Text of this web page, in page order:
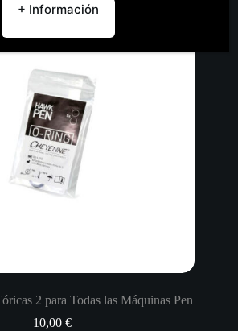
2 para Todas las Máquinas Pen
10,00€
+ Información